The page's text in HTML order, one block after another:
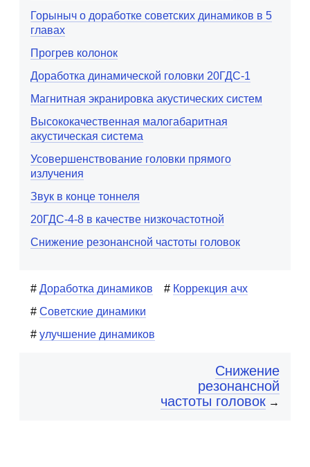
Горыныч о доработке советских динамиков в 5
главах
Прогрев колонок
Доработка динамической головки 20ГДС-1
Магнитная экранировка акустических систем
Высококачественная малогабаритная
акустическая система
Усовершенствование головки прямого
излучения
Звук в конце тоннеля
20ГДС-4-8 в качестве низкочастотной
Снижение резонансной частоты головок
Доработка динамиков
Коррекция ачх
Советские динамики
улучшение динамиков
Снижение
резонансной
частоты головок →